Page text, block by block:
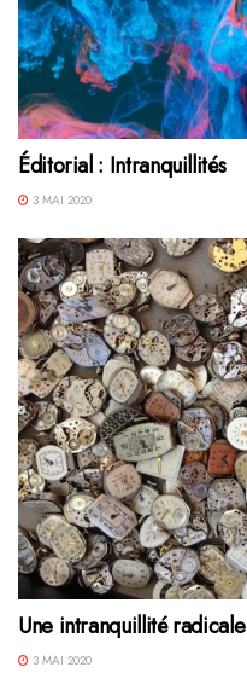
Éditorial : Intranquillités
3 MAI 2020
Une intranquillité radicale
3 MAI 2020